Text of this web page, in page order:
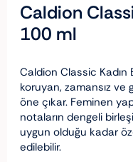
Caldion
100 ml
Caldion Classic Kadın
koruyan, zamansız
öne çıkar. Feminen
notaların dengeli
uygun olduğu kadar
edilebilir.